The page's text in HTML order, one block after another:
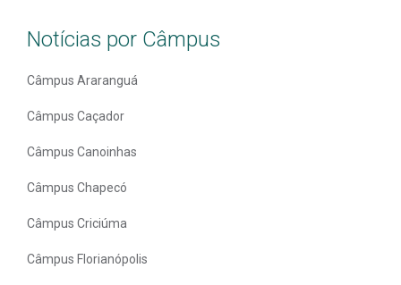
Notícias por Câmpus
Câmpus Araranguá
Câmpus Caçador
Câmpus Canoinhas
Câmpus Chapecó
Câmpus Criciúma
Câmpus Florianópolis